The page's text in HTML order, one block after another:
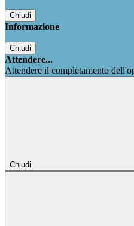
Chiudi
Informazione
Chiudi
Attendere...
Attendere il completamento
Chiudi